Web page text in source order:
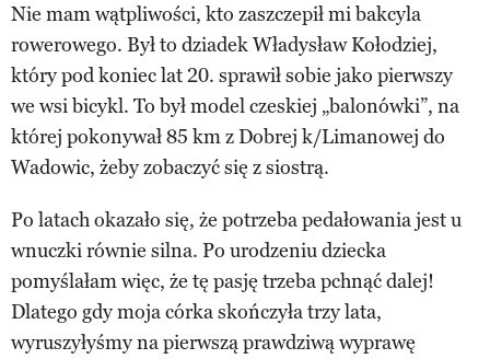
Nie mam wątpliwości, kto zaszczepił mi bakcyla
rowerowego. Był to dziadek Władysław Kołodziej,
który pod koniec lat 20. sprawił sobie jako pierwszy
we wsi bicykl. To był model czeskiej „balonówki”, na
której pokonywał 85 km z Dobrej k/Limanowej do
Wadowic, żeby zobaczyć się z siostrą.
Po latach okazało się, że potrzeba pedałowania jest u
wnuczki równie silna. Po urodzeniu dziecka
pomyślałam więc, że tę pasję trzeba pchnąć dalej!
Dlatego gdy moja córka skończyła trzy lata,
wyruszyłyśmy na pierwszą prawdziwą wyprawę